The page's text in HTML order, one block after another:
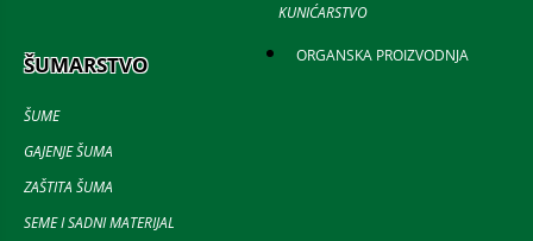
KUNIĆARSTVO
ŠUMARSTVO
ŠUME
GAJENJE ŠUMA
ZAŠTITA ŠUMA
SEME I SADNI MATERIJAL
ORGANSKA PROIZVODNJA